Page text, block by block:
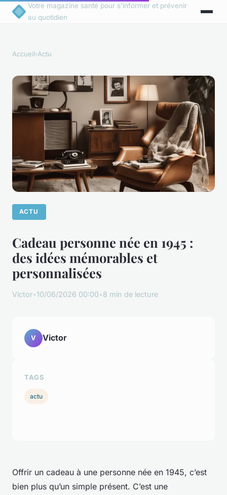
Votre magazine santé pour s'informer et prévenir
au quotidien
Accueil›Actu
ACTU
Cadeau personne née en 1945 :
des idées mémorables et
personnalisées
Victor•10/06/2026 00:00•8 min de lecture
Offrir un cadeau à une personne née en 1945, c’est
bien plus qu’un simple présent. C’est une
V Victor
TAGS
actu